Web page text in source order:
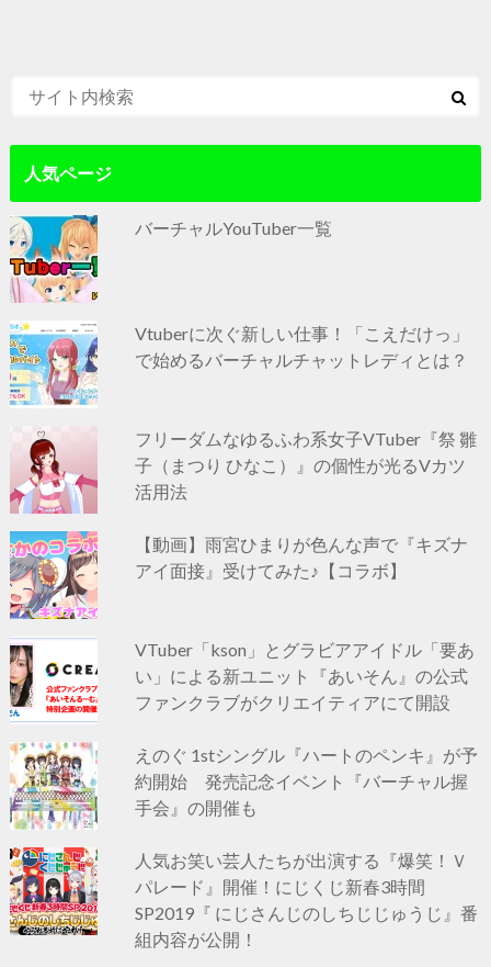
人気ページ
バーチャルYouTuber一覧
Vtuberに次ぐ新しい仕事！「こえだけっ」
で始めるバーチャルチャットレディとは？
フリーダムなゆるふわ系女子VTuber『祭 雛
子（まつり ひなこ）』の個性が光るVカツ
活用法
【動画】雨宮ひまりが色んな声で『キズナ
アイ面接』受けてみた♪【コラボ】
VTuber「kson」とグラビアアイドル「要あ
い」による新ユニット『あいそん』の公式
ファンクラブがクリエイティアにて開設
えのぐ 1stシングル『ハートのペンキ』が予
約開始 発売記念イベント『バーチャル握
手会』の開催も
人気お笑い芸人たちが出演する『爆笑！Ｖ
パレード』開催！にじくじ新春3時間
SP2019『 にじさんじのしちじじゅうじ』番
組内容が公開！